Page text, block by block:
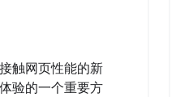
触网页性能的新
验的一个重要方